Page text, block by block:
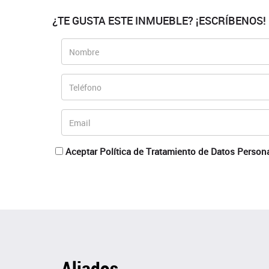
¿TE GUSTA ESTE INMUEBLE? ¡ESCRÍBENOS!
Aceptar Política de Tratamiento de Datos